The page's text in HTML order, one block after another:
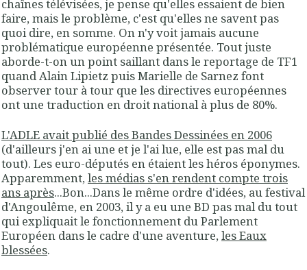
chaînes télévisées, je pense qu'elles essaient de bien
faire, mais le problème, c'est qu'elles ne savent pas
quoi dire, en somme. On n'y voit jamais aucune
problématique européenne présentée. Tout juste
aborde-t-on un point saillant dans le reportage de TF1
quand Alain Lipietz puis Marielle de Sarnez font
observer tour à tour que les directives européennes
ont une traduction en droit national à plus de 80%.
L'ADLE avait publié des Bandes Dessinées en 2006
(d'ailleurs j'en ai une et je l'ai lue, elle est pas mal du
tout). Les euro-députés en étaient les héros éponymes.
Apparemment,les médias s'en rendent compte trois
ans après...Bon...Dans le même ordre d'idées, au festival
d'Angoulême, en 2003, il y a eu une BD pas mal du tout
qui expliquait le fonctionnement du Parlement
Européen dans le cadre d'une aventure,les Eaux
blessées.